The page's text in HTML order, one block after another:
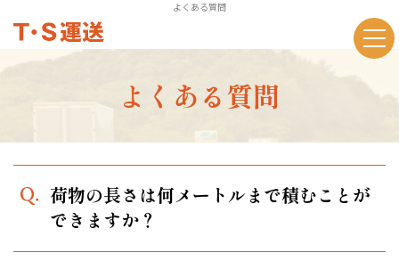
よくある質問
よくある質問
荷物の長さは何メートルまで積むことが
できますか？